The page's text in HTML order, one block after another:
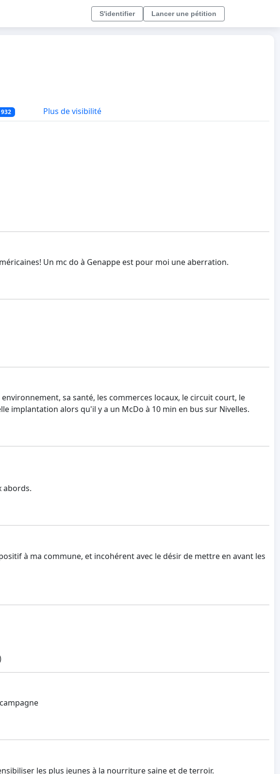
S'identifier Lancer une pétition
932 Plus de visibilité
Un mc do à Genappe est pour moi une aberration.
sa santé, les commerces locaux, le circuit court, le
implantation alors qu'il y a un McDo à 10 min en bus sur Nivelles.
abords.
à ma commune, et incohérent avec le désir de mettre en avant les
les plus jeunes à la nourriture saine et de terroir.